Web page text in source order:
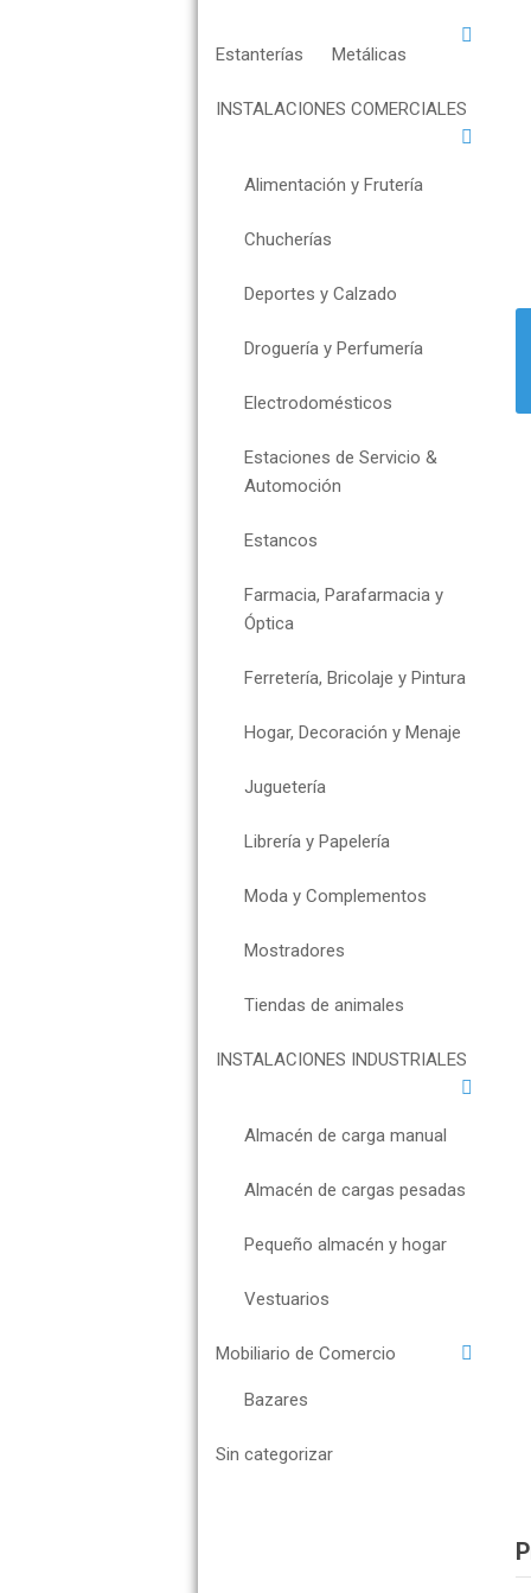
Estanterías Metálicas
INSTALACIONES COMERCIALES
Alimentación y Frutería
Chucherías
Deportes y Calzado
Droguería y Perfumería
Electrodomésticos
Estaciones de Servicio &
Automoción
Estancos
Farmacia, Parafarmacia y
Óptica
Ferretería, Bricolaje y Pintura
Hogar, Decoración y Menaje
Juguetería
Librería y Papelería
Moda y Complementos
Mostradores
Tiendas de animales
INSTALACIONES INDUSTRIALES
Almacén de carga manual
Almacén de cargas pesadas
Pequeño almacén y hogar
Vestuarios
Mobiliario de Comercio
Bazares
Sin categorizar